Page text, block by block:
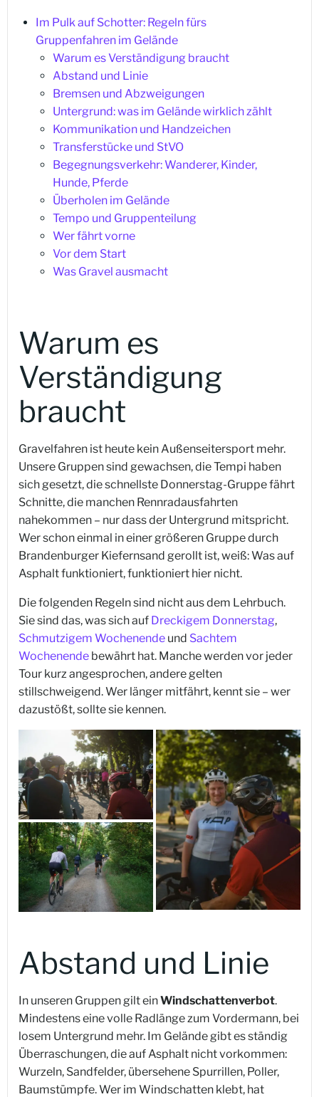
Im Pulk auf Schotter: Regeln fürs
Gruppenfahren im Gelände
Warum es Verständigung braucht
Abstand und Linie
Bremsen und Abzweigungen
Untergrund: was im Gelände wirklich zählt
Kommunikation und Handzeichen
Transferstücke und StVO
Begegnungsverkehr: Wanderer, Kinder,
Hunde, Pferde
Überholen im Gelände
Tempo und Gruppenteilung
Wer fährt vorne
Vor dem Start
Was Gravel ausmacht
Warum es
Verständigung
braucht
Gravelfahren ist heute kein Außenseitersport mehr.
Unsere Gruppen sind gewachsen, die Tempi haben
sich gesetzt, die schnellste Donnerstag-Gruppe fährt
Schnitte, die manchen Rennradausfahrten
nahekommen – nur dass der Untergrund mitspricht.
Wer schon einmal in einer größeren Gruppe durch
Brandenburger Kiefernsand gerollt ist, weiß: Was auf
Asphalt funktioniert, funktioniert hier nicht.
Die folgenden Regeln sind nicht aus dem Lehrbuch.
Sie sind das, was sich auf Dreckigem Donnerstag,
Schmutzigem Wochenende und Sachtem
Wochenende bewährt hat. Manche werden vor jeder
Tour kurz angesprochen, andere gelten
stillschweigend. Wer länger mitfährt, kennt sie – wer
dazustößt, sollte sie kennen.
Abstand und Linie
In unseren Gruppen gilt einWindschattenverbot.
Mindestens eine volle Radlänge zum Vordermann, bei
losem Untergrund mehr. Im Gelände gibt es ständig
Überraschungen, die auf Asphalt nicht vorkommen:
Wurzeln, Sandfelder, übersehene Spurrillen, Poller,
Baumstümpfe. Wer im Windschatten klebt, hat